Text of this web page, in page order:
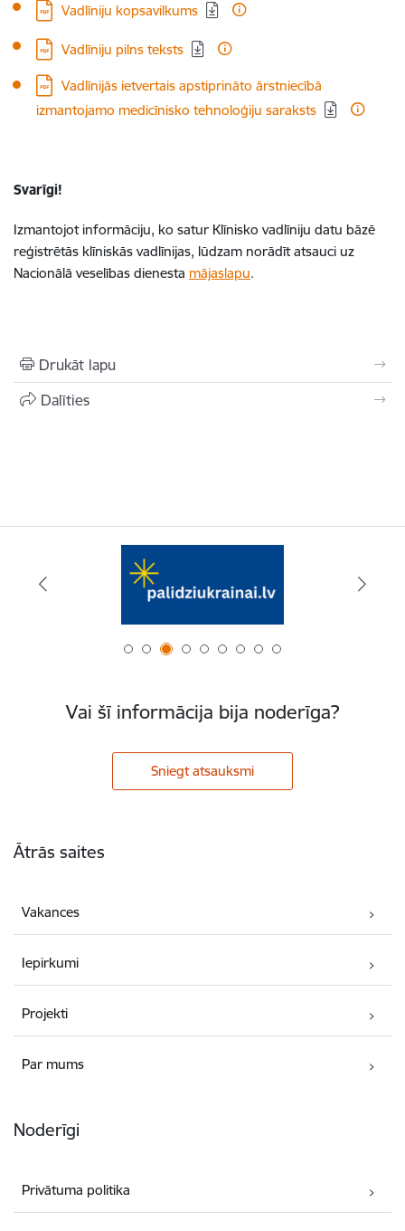
Lejupielādēt:
Vadlīniju kopsavilkums
Lejupielādēt:
Vadlīniju pilns teksts
Lejupielādēt:
Vadlīnijās ietvertais apstiprināto ārstniecībā
izmantojamo medicīnisko tehnoloģiju saraksts
Svarīgi!
Izmantojot informāciju, ko satur Klīnisko vadlīniju datu bāzē
reģistrētās klīniskās vadlīnijas, lūdzam norādīt atsauci uz
Nacionālā veselības dienesta mājaslapu.
Drukāt lapu
Dalīties
Vai šī informācija bija noderīga?
Sniegt atsauksmi
Ātrās saites
Vakances
Iepirkumi
Projekti
Par mums
Noderīgi
Privātuma politika